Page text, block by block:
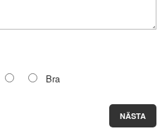
Bra
NÄSTA